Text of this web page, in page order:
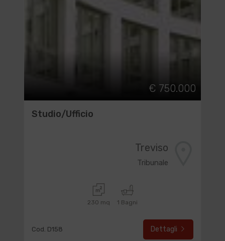
€ 750.000
Studio/Ufficio
Treviso
Tribunale
230 mq 1 Bagni
Cod. D158 Dettagli